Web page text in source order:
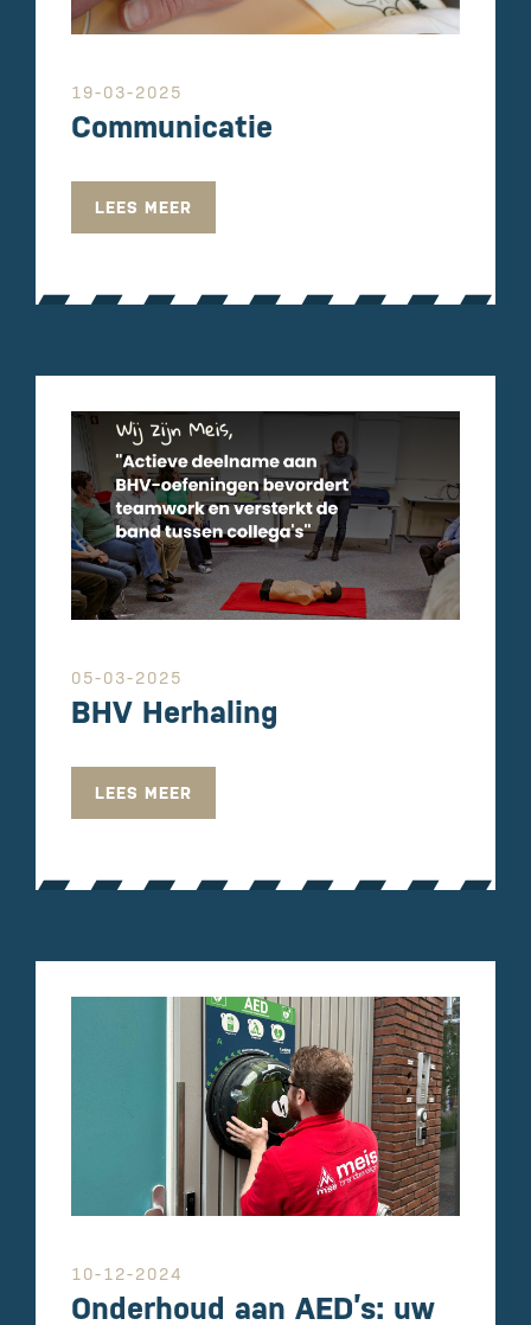
19-03-2025
Communicatie
LEES MEER
05-03-2025
BHV Herhaling
LEES MEER
10-12-2024
Onderhoud aan AED’s: uw